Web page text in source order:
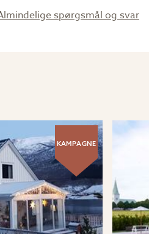
spørgsmål og svar
KAMPAGNE